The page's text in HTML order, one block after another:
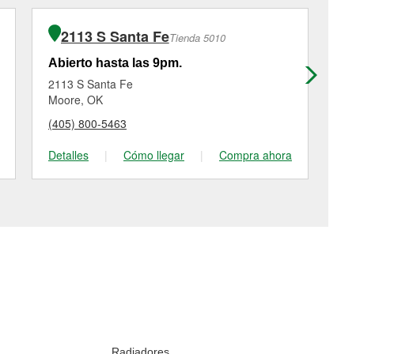
2113 S Santa FeTienda 5010
Abierto hasta las 9pm.
2113 S Santa Fe
Moore, OK
(405) 800-5463
Detalles
| Cómo llegar | Compra ahora